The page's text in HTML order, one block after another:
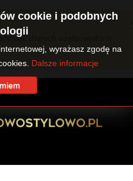
danych użytkownika o
cookie i podobnych
wyrażasz zgodę na
Dalsze informacje